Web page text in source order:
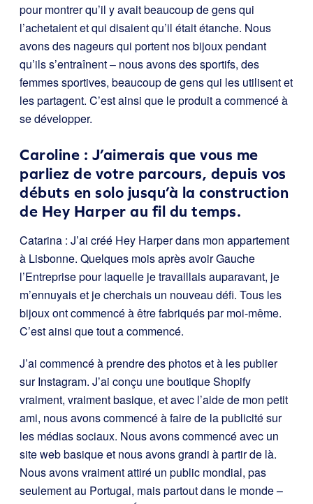
pour montrer qu’il y avait beaucoup de gens qui
l’achetaient et qui disaient qu’il était étanche. Nous
avons des nageurs qui portent nos bijoux pendant
qu’ils s’entraînent – nous avons des sportifs, des
femmes sportives, beaucoup de gens qui les utilisent et
les partagent. C’est ainsi que le produit a commencé à
se développer.
Caroline : J’aimerais que vous me
parliez de votre parcours, depuis vos
débuts en solo jusqu’à la construction
de Hey Harper au fil du temps.
Catarina : J’ai créé Hey Harper dans mon appartement
à Lisbonne. Quelques mois après avoir Gauche
l’Entreprise pour laquelle je travaillais auparavant, je
m’ennuyais et je cherchais un nouveau défi. Tous les
bijoux ont commencé à être fabriqués par moi-même.
C’est ainsi que tout a commencé.
J’ai commencé à prendre des photos et à les publier
sur Instagram. J’ai conçu une boutique Shopify
vraiment, vraiment basique, et avec l’aide de mon petit
ami, nous avons commencé à faire de la publicité sur
les médias sociaux. Nous avons commencé avec un
site web basique et nous avons grandi à partir de là.
Nous avons vraiment attiré un public mondial, pas
seulement au Portugal, mais partout dans le monde –